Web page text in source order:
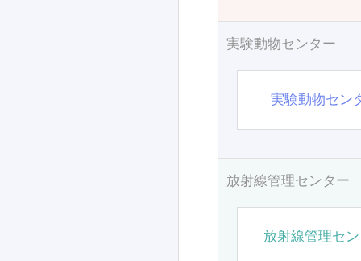
実験動物センター
実験動物セン
放射線管理センター
放射線管理セ